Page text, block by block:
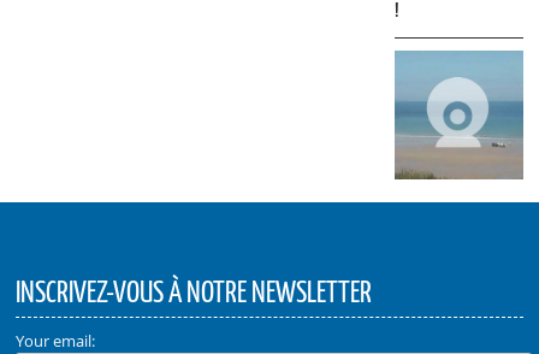
!
INSCRIVEZ-VOUS À NOTRE NEWSLETTER
Your email: